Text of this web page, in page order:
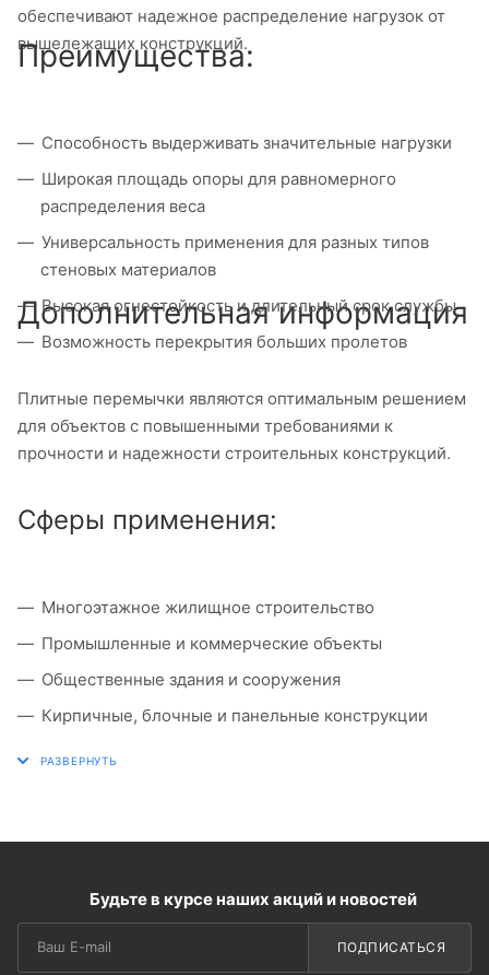
обеспечивают надежное распределение нагрузок от
вышележащих конструкций.
Преимущества:
Способность выдерживать значительные нагрузки
Широкая площадь опоры для равномерного
распределения веса
Универсальность применения для разных типов
стеновых материалов
Высокая огнестойкость и длительный срок службы
Возможность перекрытия больших пролетов
Дополнительная информация
Плитные перемычки являются оптимальным решением
для объектов с повышенными требованиями к
прочности и надежности строительных конструкций.
Сферы применения:
Многоэтажное жилищное строительство
Промышленные и коммерческие объекты
Общественные здания и сооружения
Кирпичные, блочные и панельные конструкции
Будьте в курсе наших акций и новостей
ПОДПИСАТЬСЯ